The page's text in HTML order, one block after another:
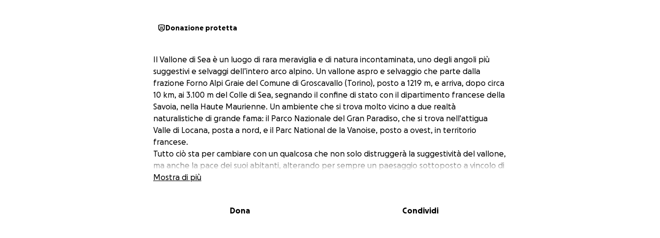
Donazione protetta
Il Vallone di Sea è un luogo di rara meraviglia e di natura incontaminata, uno degli angoli più
suggestivi e selvaggi dell’intero arco alpino. Un vallone aspro e selvaggio che parte dalla
frazione Forno Alpi Graie del Comune di Groscavallo (Torino), posto a 1219 m, e arriva, dopo circa
10 km, ai 3.100 m del Colle di Sea, segnando il confine di stato con il dipartimento francese della
Savoia, nella Haute Maurienne. Un ambiente che si trova molto vicino a due realtà
naturalistiche di grande fama: il Parco Nazionale del Gran Paradiso, che si trova nell'attigua
Valle di Locana, posta a nord, e il Parc National de la Vanoise, posto a ovest, in territorio
francese.
Tutto ciò sta per cambiare con un qualcosa che non solo distruggerà la suggestività del vallone,
ma anche la pace dei suoi abitanti, alterando per sempre un paesaggio sottoposto a vincolo di
tutela paesaggistico ambientale ai sensi del D.Lgs 22.01.2021 e custode di specie arboree
sindaco e l’Unione Montana Alpi Graie hanno autorizzato il progetto per la realizzazione di
Mostra di più
Dona Condividi